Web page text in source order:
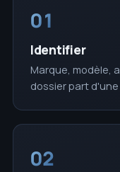
01
Identifier
Marque, modèle,
dossier part d'une
02